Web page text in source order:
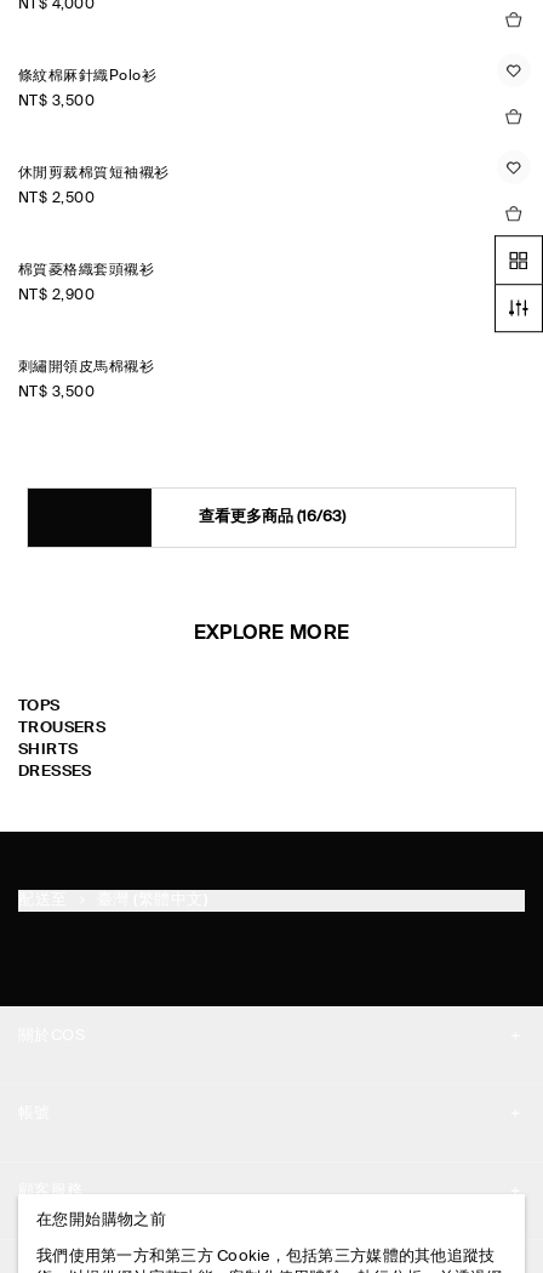
NT$ 4,000
條紋棉麻針織Polo衫
NT$ 3,500
休閒剪裁棉質短袖襯衫
NT$ 2,500
棉質菱格織套頭襯衫
NT$ 2,900
刺繡開領皮馬棉襯衫
NT$ 3,500
查看更多商品 (16/63)
EXPLORE MORE
TOPS
TROUSERS
SHIRTS
DRESSES
門市資訊
登入 / 註冊
聯絡我們
法律資訊
在您開始購物之前
我們使用第一方和第三方 Cookie，包括第三方媒體的其他追蹤技